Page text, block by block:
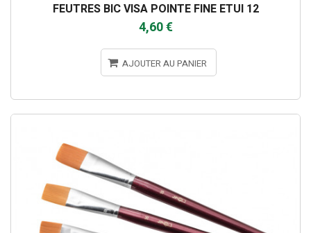
FEUTRES BIC VISA POINTE FINE ETUI 12
4,60 €
AJOUTER AU PANIER